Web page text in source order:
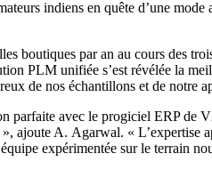
indiens en quête d’une
boutiques par an au cours des
PLM unifiée s’est révélée la
de nos échantillons et de notre
parfaite avec le progiciel ERP de
ajoute A. Agarwal. «
expérimentée sur le terrain